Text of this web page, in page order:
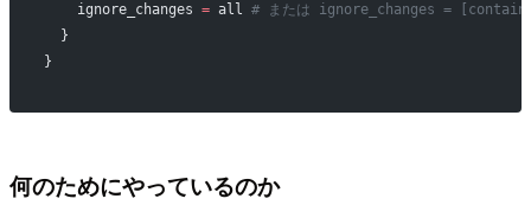
    ignore_changes
= all # または ignore_changes =
  }
}
何のためにやっているのか